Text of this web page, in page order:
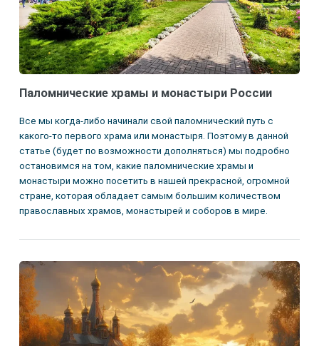
Паломнические храмы и монастыри России
Все мы когда-либо начинали свой паломнический путь с
какого-то первого храма или монастыря. Поэтому в данной
статье (будет по возможности дополняться) мы подробно
остановимся на том, какие паломнические храмы и
монастыри можно посетить в нашей прекрасной, огромной
стране, которая обладает самым большим количеством
православных храмов, монастырей и соборов в мире.